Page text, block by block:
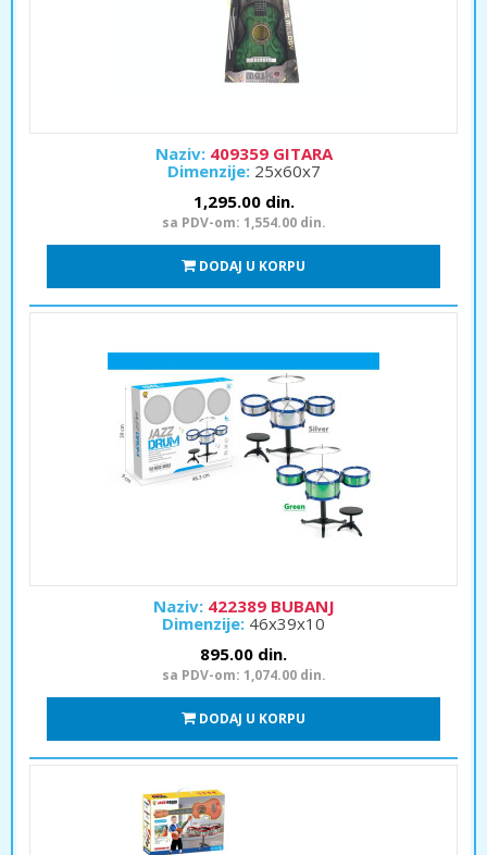
Naziv: 409359 GITARA
Dimenzije: 25x60x7
1,295.00 din.
sa PDV-om: 1,554.00 din.
DODAJ U KORPU
Naziv: 422389 BUBANJ
Dimenzije: 46x39x10
895.00 din.
sa PDV-om: 1,074.00 din.
DODAJ U KORPU